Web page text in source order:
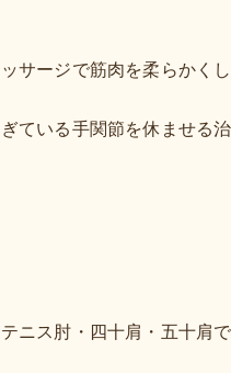
サージで筋肉を柔らかく
ている手関節を休ませる
ニス肘・四十肩・五十肩